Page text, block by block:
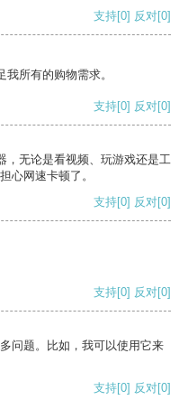
支持[0] 反对[0]
所有的购物需求。
支持[0] 反对[0]
，无论是看视频、玩游戏还是工
心网速卡顿了。
支持[0] 反对[0]
支持[0] 反对[0]
问题。比如，我可以使用它来
支持[0] 反对[0]